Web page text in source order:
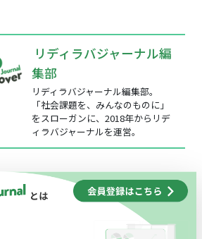
リディラバジャーナル編
集部
リディラバジャーナル編集部。
「社会課題を、みんなのものに」
をスローガンに、2018年からリデ
ィラバジャーナルを運営。